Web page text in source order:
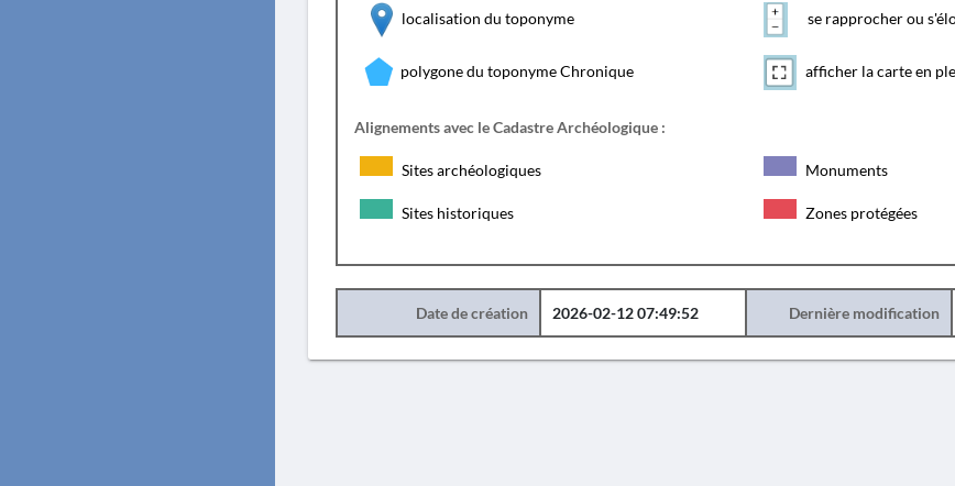
localisation du toponyme
polygone du toponyme Chronique
se rapprocher ou
afficher la carte en
Alignements avec le Cadastre Archéologique :
Sites archéologiques Monuments
Sites historiques Zones protégées
Date de création 2026-02-12 07:49:52 Dernière modification